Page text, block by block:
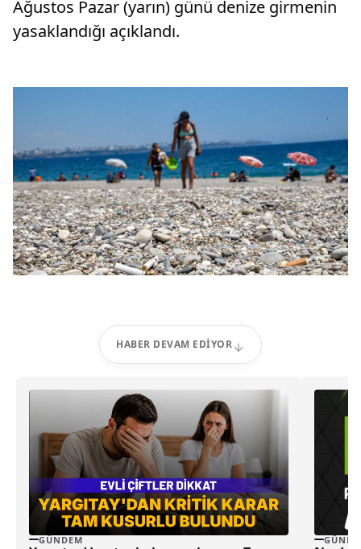
Ağustos Pazar (yarın) günü denize girmenin
yasaklandığı açıklandı.
HABER DEVAM EDIYOR
GÜNDEM